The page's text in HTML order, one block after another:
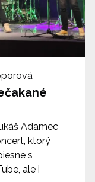
Adamec
ktorý
s
ale i